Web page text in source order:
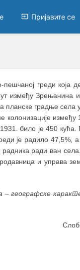
Пријавите се
греди која
између Зрењанина
планске градње села
колонизације између
било је 450 кућа.
је радило 47,5%, а
радника ради ван
и управа
–географске